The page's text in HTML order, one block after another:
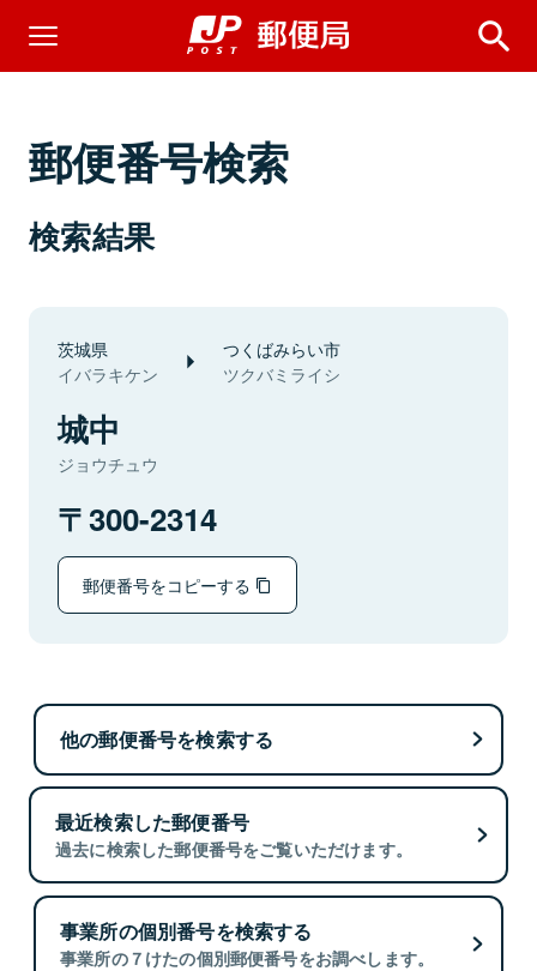
郵便番号検索
検索結果
茨城県
イバラキケン
つくばみらい市
ツクバミライシ
城中
ジョウチュウ
300-2314
郵便番号をコピーする
他の郵便番号を検索する
最近検索した郵便番号
過去に検索した郵便番号をご覧いただけます。
事業所の個別番号を検索する
事業所の７けたの個別郵便番号をお調べします。